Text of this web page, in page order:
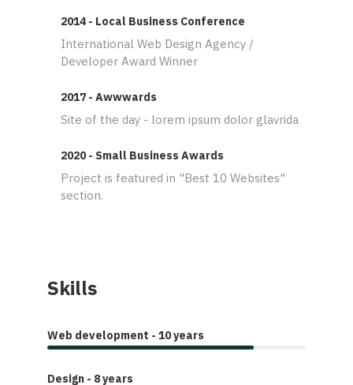
2014 - Local Business Conference
International Web Design Agency /
Developer Award Winner
2017 - Awwwards
Site of the day - lorem ipsum dolor glavrida
2020 - Small Business Awards
Project is featured in "Best 10 Websites"
section.
Skills
Web development - 10 years
Design - 8 years